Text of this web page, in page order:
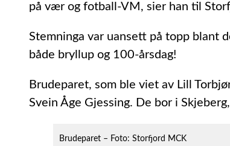
på vær og fotball-VM, sier han til
Stemninga var uansett på topp blant
både bryllup og 100-årsdag!
Brudeparet, som ble viet av Lill
Svein Åge Gjessing. De bor i
Brudeparet – Foto: Storfjord MCK